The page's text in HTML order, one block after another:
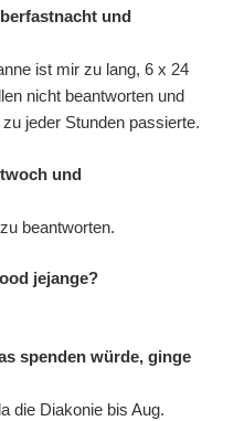
und
ist mir zu lang, 6 x 24
nicht beantworten und
jeder Stunden passierte.
und
beantworten.
jejange?
spenden würde, ginge
die Diakonie bis Aug.